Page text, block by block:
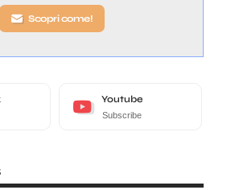
Scopri come!
Youtube
Subscribe